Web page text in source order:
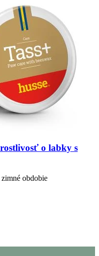
o labky s
obdobie